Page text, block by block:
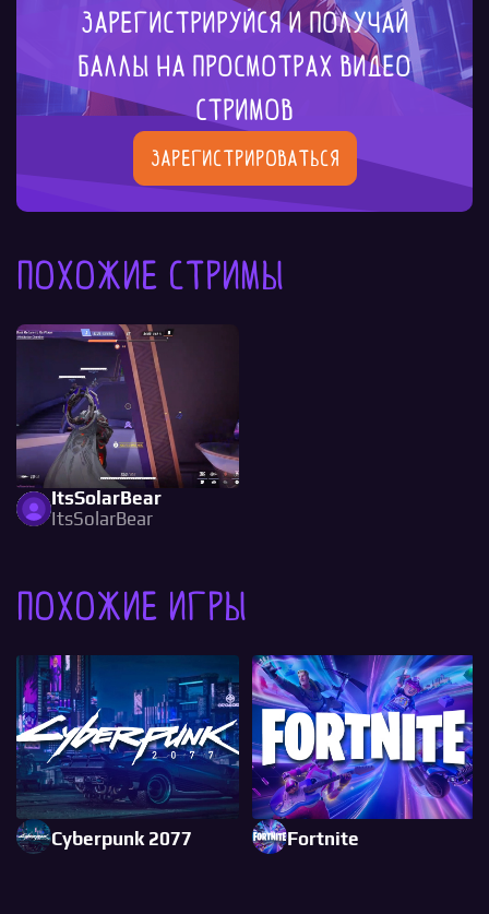
Зарегистрируйся и получай
баллы на просмотрах видео
стримов
Зарегистрироваться
Похожие стримы
ItsSolarBear
ItsSolarBear
Похожие игры
Cyberpunk 2077 Fortnite